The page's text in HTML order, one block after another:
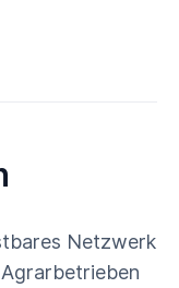
Netzwerk